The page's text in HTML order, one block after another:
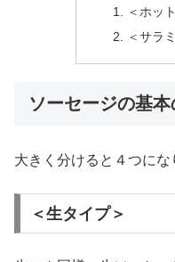
＜ホッ
＜サラ
ソーセージの基
大きく分けると４つにな
＜生タイプ＞